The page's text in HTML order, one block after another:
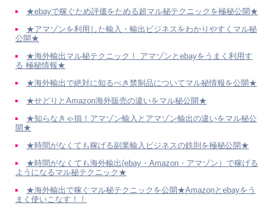
★ebayで稼ぐため評価をためる超マル秘テクニックを極秘公開★
★アマゾンを利用した輸入・輸出ビジネスをわかりやすくマル秘
公開★
★海外輸出マル秘テクニック！ アマゾンとebayをうまく利用す
る 極秘情報★
★海外輸出で絶対に知るべき禁制品についてマル秘情報を公開★
★せどりとAmazon海外販売の違いをマル秘公開★
★知らなきゃ損！アマゾン輸入とアマゾン輸出の違いをマル秘公
開★
★時間がなくても稼げる副業輸入ビジネスの鉄則を極秘公開★
★時間がなくても海外輸出(ebay・Amazon・アマゾン）で稼げる
ようになるマル秘テクニック★
★海外輸出で稼ぐマル秘テクニックを公開★Amazonとebayをう
まく使いこなす！！